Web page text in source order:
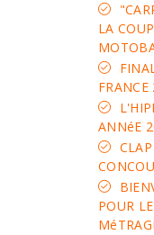
LA
ANNéE
POUR